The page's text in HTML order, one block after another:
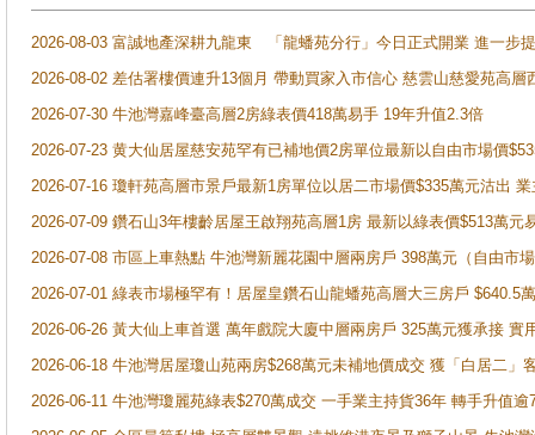
2026-08-03 富誠地產深耕九龍東 「龍蟠苑分行」今日正式開業 進一步
2026-08-02 差估署樓價連升13個月 帶動買家入市信心 慈雲山慈愛苑高層
2026-07-30 牛池灣嘉峰臺高層2房綠表價418萬易手 19年升值2.3倍
2026-07-23 黄大仙居屋慈安苑罕有已補地價2房單位最新以自由市場價
2026-07-16 瓊軒苑高層市景戶最新1房單位以居二市場價$335萬元沽出
2026-07-09 鑽石山3年樓齡居屋王啟翔苑高層1房 最新以綠表價$513萬元
2026-07-08 市區上車熱點 牛池灣新麗花園中層兩房戶 398萬元（自由市
2026-07-01 綠表市場極罕有！居屋皇鑽石山龍蟠苑高層大三房戶
2026-06-26 黃大仙上車首選 萬年戲院大廈中層兩房戶 325萬元獲承接 實
2026-06-18 牛池灣居屋瓊山苑兩房$268萬元未補地價成交 獲「白居二」
2026-06-11 牛池灣瓊麗苑綠表$270萬成交 一手業主持貨36年 轉手升值逾